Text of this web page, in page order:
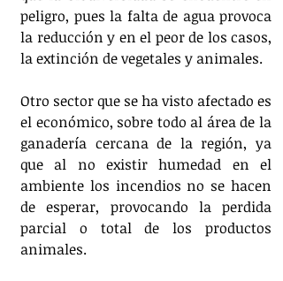
peligro, pues la falta de agua provoca
la reducción y en el peor de los casos,
la extinción de vegetales y animales.
Otro sector que se ha visto afectado es
el económico, sobre todo al área de la
ganadería cercana de la región, ya
que al no existir humedad en el
ambiente los incendios no se hacen
de esperar, provocando la perdida
parcial o total de los productos
animales.